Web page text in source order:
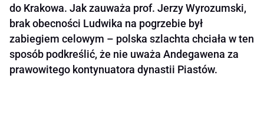
do Krakowa. Jak zauważa prof. Jerzy Wyrozumski,
brak obecności Ludwika na pogrzebie był
zabiegiem celowym – polska szlachta chciała w ten
sposób podkreślić, że nie uważa Andegawena za
prawowitego kontynuatora dynastii Piastów.